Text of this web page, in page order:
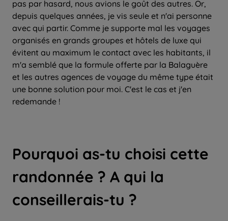
pas par hasard, nous avions le goût des autres. Or,
depuis quelques années, je vis seule et n'ai personne
avec qui partir. Comme je supporte mal les voyages
organisés en grands groupes et hôtels de luxe qui
évitent au maximum le contact avec les habitants, il
m'a semblé que la formule offerte par la Balaguère
et les autres agences de voyage du même type était
une bonne solution pour moi. C'est le cas et j'en
redemande !
Pourquoi as-tu choisi cette
randonnée ? A qui la
conseillerais-tu ?